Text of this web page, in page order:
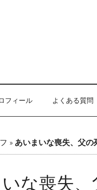
フィール よくある質問
» あいまいな喪失、父の
な喪失